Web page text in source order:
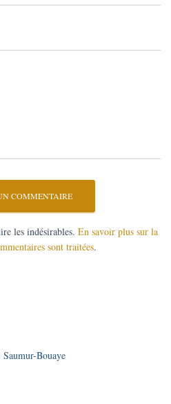
les indésirables. En savoir plus sur la
sont traitées.
Bouaye